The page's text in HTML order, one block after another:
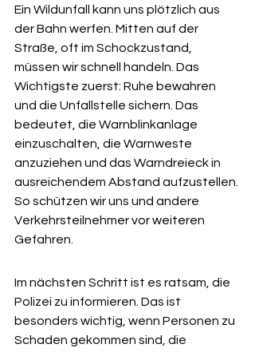
Ein Wildunfall kann uns plötzlich aus
der Bahn werfen. Mitten auf der
Straße, oft im Schockzustand,
müssen wir schnell handeln. Das
Wichtigste zuerst: Ruhe bewahren
und die Unfallstelle sichern. Das
bedeutet, die Warnblinkanlage
einzuschalten, die Warnweste
anzuziehen und das Warndreieck in
ausreichendem Abstand aufzustellen.
So schützen wir uns und andere
Verkehrsteilnehmer vor weiteren
Gefahren.
Im nächsten Schritt ist es ratsam, die
Polizei zu informieren. Das ist
besonders wichtig, wenn Personen zu
Schaden gekommen sind, die